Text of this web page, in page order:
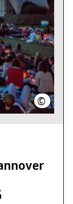
© Herzig